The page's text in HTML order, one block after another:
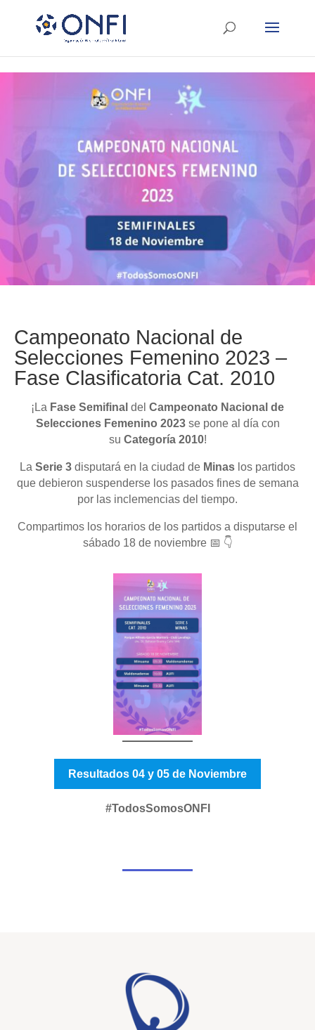
Campeonato Nacional de
Selecciones Femenino 2023 –
Fase Clasificatoria Cat. 2010
¡La Fase Semifinal del Campeonato Nacional de
Selecciones Femenino 2023se pone al día con
su Categoría 2010!
La Serie 3 disputará en la ciudad de Minas los partidos
que debieron suspenderse los pasados fines de semana
por las inclemencias del tiempo.
Compartimos los horarios de los partidos a disputarse el
sábado 18 de noviembre 📅 👇
Resultados 04 y 05 de Noviembre
#TodosSomosONFI